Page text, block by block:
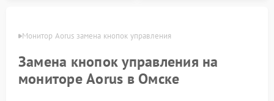
Монитор Aorus замена кнопок управления
Замена кнопок управления на
мониторе Aorus в Омске